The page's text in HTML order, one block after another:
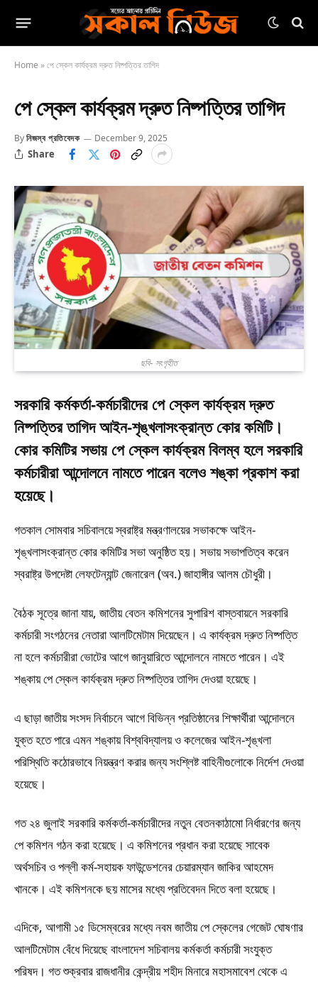
Home »পে স্কেল কার্যক্রম দ্রুত নিষ্পত্তির তাগিদ
পে স্কেল কার্যক্রম দ্রুত নিষ্পত্তির তাগিদ
Byনিজস্ব প্রতিবেদক December 9, 2025
Share
ছবি- সংগৃহীত
সরকারি কর্মকর্তা-কর্মচারীদের পে স্কেল কার্যক্রম দ্রুত
নিষ্পত্তির তাগিদ আইন-শৃঙ্খলাসংক্রান্ত কোর কমিটি।
কোর কমিটির সভায় পে স্কেল কার্যক্রম বিলম্ব হলে সরকারি
কর্মচারীরা আন্দোলনে নামতে পারেন বলেও শঙ্কা প্রকাশ করা
হয়েছে।
গতকাল সোমবার সচিবালয়ে স্বরাষ্ট্র মন্ত্রণালয়ের সভাকক্ষে আইন-
শৃঙ্খলাসংক্রান্ত কোর কমিটির সভা অনুষ্ঠিত হয়। সভায় সভাপতিত্ব করেন
স্বরাষ্ট্র উপদেষ্টা লেফটেন্যান্ট জেনারেল (অব.) জাহাঙ্গীর আলম চৌধুরী।
বৈঠক সূত্রে জানা যায়, জাতীয় বেতন কমিশনের সুপারিশ বাস্তবায়নে সরকারি
কর্মচারী সংগঠনের নেতারা আলটিমেটাম দিয়েছেন। এ কার্যক্রম দ্রুত নিষ্পত্তি
না হলে কর্মচারীরা ভোটের আগে জানুয়ারিতে আন্দোলনে নামতে পারেন। এই
শঙ্কায় পে স্কেল কার্যক্রম দ্রুত নিষ্পত্তির তাগিদ দেওয়া হয়েছে।
এ ছাড়া জাতীয় সংসদ নির্বাচনে আগে বিভিন্ন প্রতিষ্ঠানের শিক্ষার্থীরা আন্দোলনে
যুক্ত হতে পারে এমন শঙ্কায় বিশ্ববিদ্যালয় ও কলেজের আইন-শৃঙ্খলা
পরিস্থিতি কঠোরভাবে নিয়ন্ত্রণ করার জন্য সংশ্লিষ্ট বাহিনীগুলোকে নির্দেশ দেওয়া
হয়েছে।
গত ২৪ জুলাই সরকারি কর্মকর্তা-কর্মচারীদের নতুন বেতনকাঠামো নির্ধারণের জন্য
পে কমিশন গঠন করা হয়েছে। এ কমিশনের প্রধান করা হয়েছে সাবেক
অর্থসচিব ও পল্লী কর্ম-সহায়ক ফাউন্ডেশনের চেয়ারম্যান জাকির আহমেদ
খানকে। এই কমিশনকে ছয় মাসের মধ্যে প্রতিবেদন দিতে বলা হয়েছে।
এদিকে, আগামী ১৫ ডিসেম্বরের মধ্যে নবম জাতীয় পে স্কেলের গেজেট ঘোষণার
আলটিমেটাম বেঁধে দিয়েছে বাংলাদেশ সচিবালয় কর্মকর্তা কর্মচারী সংযুক্ত
পরিষদ। গত শুক্রবার রাজধানীর কেন্দ্রীয় শহীদ মিনারে মহাসমাবেশ থেকে এ